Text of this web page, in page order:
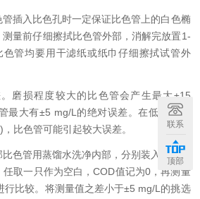
入比色孔时一定保证比色管上的白色椭
量前仔细擦拭比色管外部，消解完放置1-
管均要用干滤纸或纸巾仔细擦拭试管外
损程度较大的比色管会产生最大±15
最大有±5 mg/L的绝对误差。在低COD值
比色管可能引起较大误差。
管用蒸馏水洗净内部，分别装入5mL蒸
取一只作为空白，COD值记为0，再测量
行比较。将测量值之差小于±5 mg/L的挑选
联系
顶部